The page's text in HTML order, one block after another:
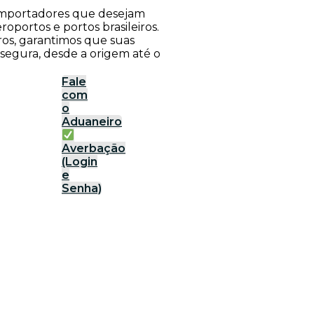
que desejam
e portos brasileiros.
garantimos que suas
desde a origem até o
Fale
com
o
Aduaneiro
Averbação
(Login
e
Senha)